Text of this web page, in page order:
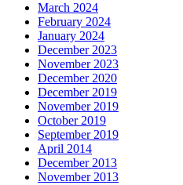
March 2024
February 2024
January 2024
December 2023
November 2023
December 2020
December 2019
November 2019
October 2019
September 2019
April 2014
December 2013
November 2013